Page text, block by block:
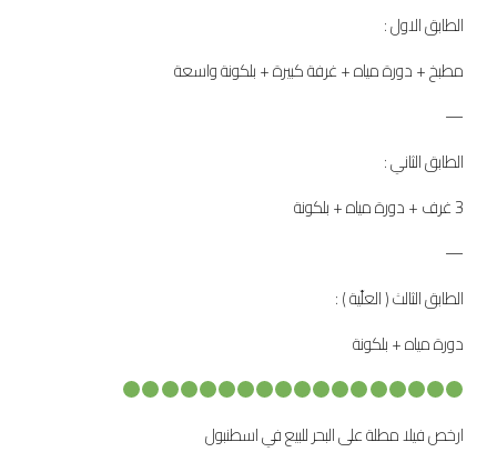
الطابق الاول :
مطبخ + دورة مياه + غرفة كبيرة + بلكونة واسعة
—
الطابق الثاني :
3 غرف + دورة مياه + بلكونة
—
الطابق الثالث ( العلّية ) :
دورة مياه + بلكونة
ارخص فيلا مطلة على البحر للبيع في اسطنبول